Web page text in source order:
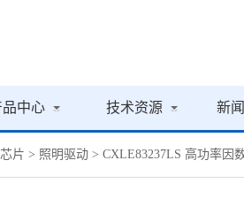
品中心 技术资源 新
片 > 照明驱动 > CXLE83237LS 高功率因